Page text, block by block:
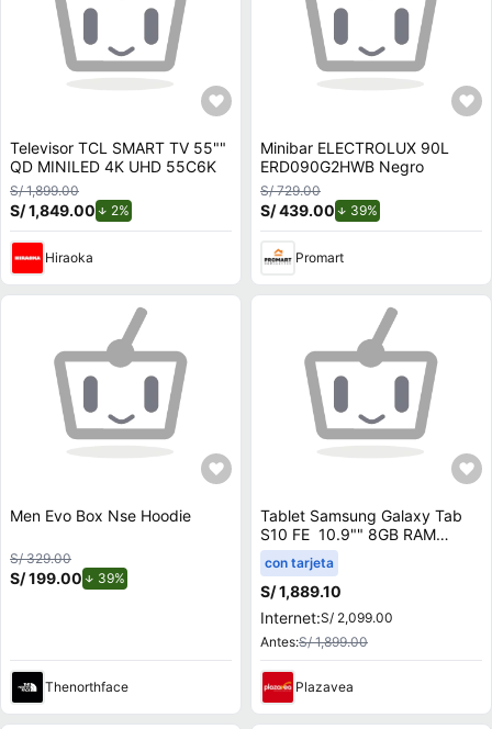
Televisor TCL SMART TV 55""
QD MINILED 4K UHD 55C6K
S/ 1,899.00
S/ 1,849.00 2%
Hiraoka
Minibar ELECTROLUX 90L
ERD090G2HWB Negro
S/ 729.00
S/ 439.00 39%
Promart
Men Evo Box Nse Hoodie
S/ 329.00
S/ 199.00 39%
Thenorthface
Tablet Samsung Galaxy Tab
S10 FE 10.9"" 8GB RAM
128GB Gris
con tarjeta
S/ 1,889.10
Internet:S/ 2,099.00
Antes:S/ 1,899.00
Plazavea